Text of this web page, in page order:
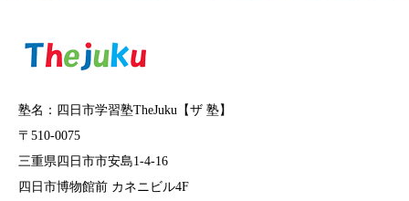
塾名：四日市学習塾TheJuku【ザ 塾】
〒510-0075
三重県四日市市安島1-4-16
四日市博物館前 カネニビル4F